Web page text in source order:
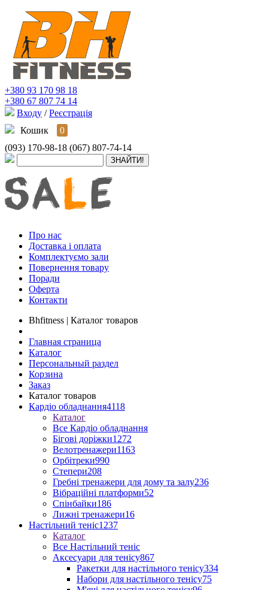
+380 93 170 98 18
+380 67 807 74 14
Входу / Реєстрація
Кошик
0
(093) 170-98-18 (067) 807-74-14
Про нас
Доставка і оплата
Комплектуємо зали
Повернення товару
Поради
Оферта
Контакти
Bhfitness | Каталог товаров
Главная страница
Каталог
Персональный раздел
Корзина
Заказ
Каталог товаров
Кардіо обладнання4118
Каталог
Все Кардіо обладнання
Бігові доріжки1272
Велотренажери1163
Орбітреки990
Степери208
Гребні тренажери для дому та залу236
Вібраційні платформи52
Спінбайки186
Лижні тренажери16
Настільний теніс1237
Каталог
Все Настільний теніс
Аксесуари для тенісу867
Ракетки для настільного тенісу334
Набори для настільного тенісу75